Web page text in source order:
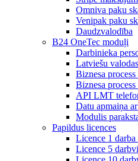
Omniva paku
Venipak paku
Daudzvalodība
B24 OneTec moduļi
Darbinieka
Latviešu
Biznesa
Biznesa
API LMT
Datu apmaiņa
Modulis
Papildus licences
Licence 1 darba
Licence 5